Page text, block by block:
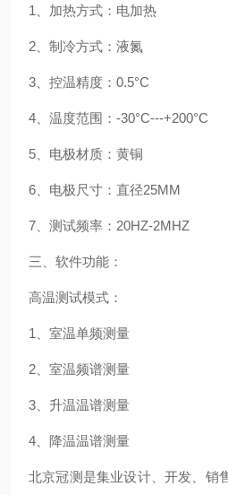
1、加热方式：电加热
2、制冷方式：液氮
3、控温精度：0.5°C
4、温度范围：-30°C---+200°C
5、电极材质：黄铜
6、电极尺寸：直径25MM
7、测试频率：20HZ-2MHZ
三、软件功能：
高温测试模式：
1、室温单频测量
2、室温频谱测量
3、升温温谱测量
4、降温温谱测量
北京冠测是集业设计、开发、销